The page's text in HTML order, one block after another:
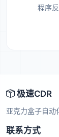
程序
极速CDR
亚克力盒子自动
联系方式